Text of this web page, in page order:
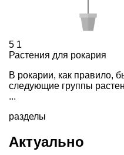
5 1
Растения для рокария
В рокарии, как правило,
следующие группы
...
разделы
Актуально